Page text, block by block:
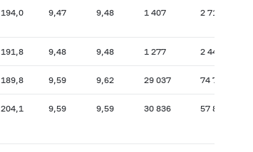
194,0 9,47 9,48 1 407 2 715
191,8 9,48 9,48 1 277 2 440
189,8 9,59 9,62 29 037 74 784
204,1 9,59 9,59 30 836 57 819